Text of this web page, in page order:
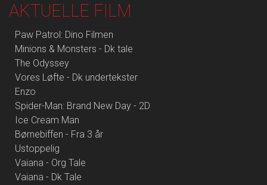
AKTUELLE FILM
Paw Patrol: Dino Filmen
Minions & Monsters - Dk tale
The Odyssey
Vores Løfte - Dk undertekster
Enzo
Spider-Man: Brand New Day - 2D
Ice Cream Man
Børnebiffen - Fra 3 år
Ustoppelig
Vaiana - Org Tale
Vaiana - Dk Tale